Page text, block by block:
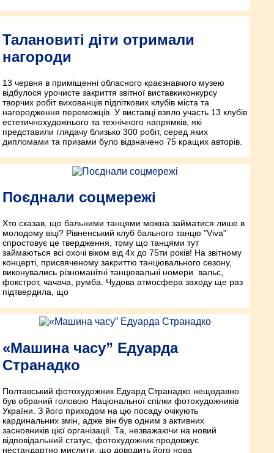
Талановиті діти отримали
нагороди
13 червня в приміщенні обласного краєзнавчого музею
відбулося урочисте закриття звітної виставки­конкурсу
творчих робіт вихованців підліткових клубів міста та
нагородження переможців. У виставці взяло участь 13 клубів
естетично­художнього та технічного напрямків, які
представили глядачу близько 300 робіт, серед яких
дипломами та призами було відзначено 75 кращих авторів.
Поєднали соцмережі
Хто сказав, що бальними танцями можна займатися лише в
молодому віці? Рівненський клуб бального танцю "Viva"
спростовує це твердження, тому що танцями тут
займаються всі охочі віком від 4­х до 75­ти років! На звітному
концерті, присвяченому закриттю танцювального сезону,
виконувались різноманітні танцювальні номери ­ вальс,
фокстрот, ча­ча­ча, румба. Чудова атмосфера заходу ще раз
підтвердила, що
«Машина часу” Едуарда
Странадко
Полтавський фотохудожник Едуард Странадко нещодавно
був обраний головою Національної спілки фотохудожників
України. З його приходом на цю посаду очікують
кардинальних змін, адже він був одним з активних
засновників цієї організації. Та, незважаючи на новий
відповідальний статус, фотохудожник продовжує
нестандартно мислити, що доводить його нова